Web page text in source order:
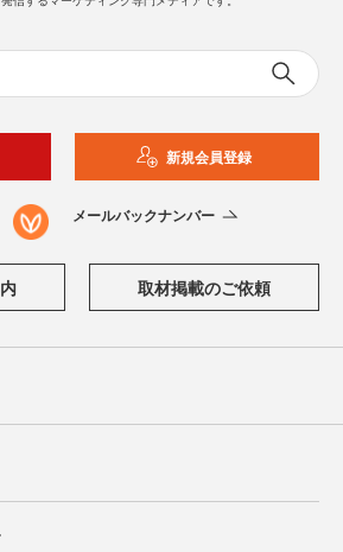
新規会員登録
メールバックナンバー
取材掲載のご依頼